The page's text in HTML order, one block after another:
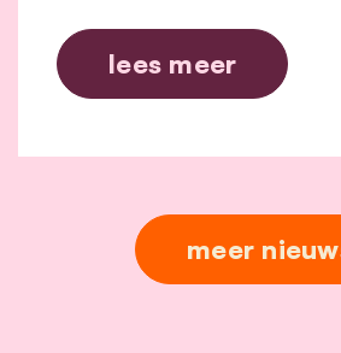
lees meer
meer